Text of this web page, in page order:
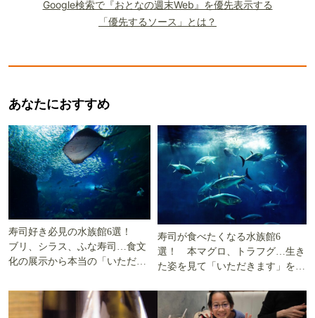
Google検索で『おとなの週末Web』を優先表示する
「優先するソース」とは？
あなたにおすすめ
寿司好き必見の水族館6選！
ブリ、シラス、ふな寿司…食文
化の展示から本当の「いただき
寿司が食べたくなる水族館6
選！ 本マグロ、トラフグ…生き
た姿を見て「いただきます」を考